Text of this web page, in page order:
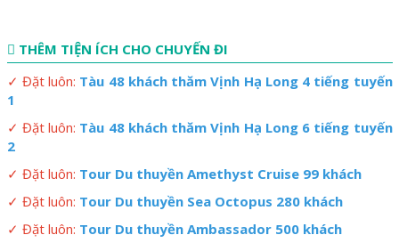
THÊM TIỆN ÍCH CHO CHUYẾN ĐI
✓ Đặt luôn: Tàu 48 khách thăm Vịnh Hạ Long 4 tiếng tuyến
1
✓ Đặt luôn: Tàu 48 khách thăm Vịnh Hạ Long 6 tiếng tuyến
2
✓ Đặt luôn: Tour Du thuyền Amethyst Cruise 99 khách
✓ Đặt luôn: Tour Du thuyền Sea Octopus 280 khách
✓ Đặt luôn: Tour Du thuyền Ambassador 500 khách